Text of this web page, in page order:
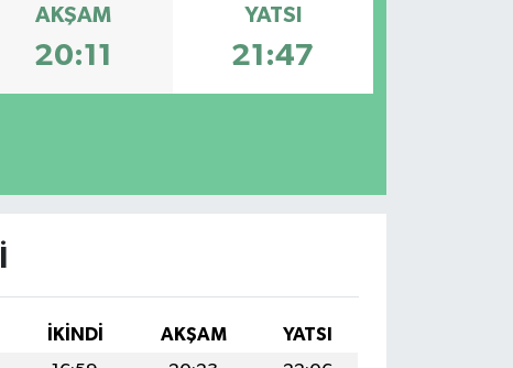
AKŞAM
20:11
YATSI
21:47
İKINDI AKŞAM
YATSI